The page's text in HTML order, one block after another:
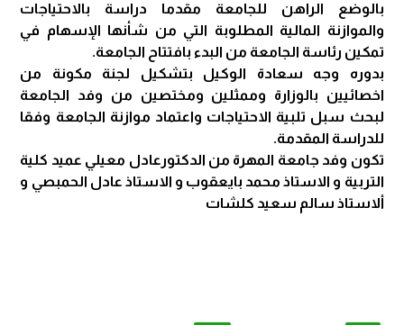
بالوضع الراهن للجامعة مقدما دراسة بالاحتياجات
والموازنة المالية المطلوبة التي من شأنها الإسهام في
تمكين رئاسة الجامعة من البدء بافتتاح الجامعة.
بدوره وجه سعادة الوكيل بتشكيل لجنة مكونة من
اخصائيين بالوزارة وممثلين ومختصين من وفد الجامعة
لبحث سبل تلبية الاحتياجات واعتماد موازنة الجامعة وفقا
للدراسة المقدمة.
تكون وفد جامعة المهرة من الدكتورعادل معيلي عميد كلية
التربية و الاستاذ محمد بايعقوب و الاستاذ عادل الحمبصي و
ألاستاذ سالم سعيد كلشات